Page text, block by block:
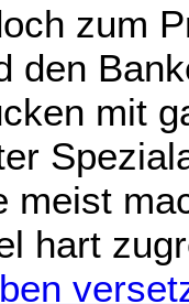
zum
den
mit
meist
hart